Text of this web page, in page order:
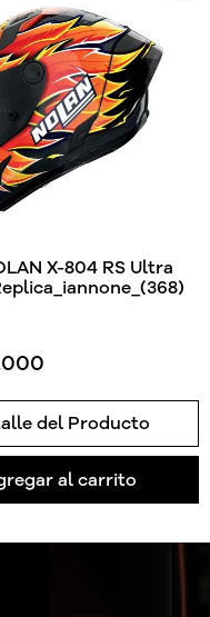
X-804 RS Ultra
000
del Producto
al carrito